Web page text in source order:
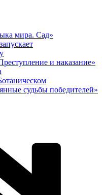
мира. Сад»
и наказание»
судьбы победителей»